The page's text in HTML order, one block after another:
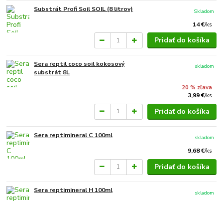
Substrát Profi Soil SOIL (8 litrov)
14 €/ks
Skladom
Pridať do košíka
Sera reptil coco soil kokosový
substrát 8L
20 % zľava
3,99 €/ks
skladom
Pridať do košíka
Sera reptimineral C 100ml
9,68 €/ks
skladom
Pridať do košíka
Sera reptimineral H 100ml
skladom